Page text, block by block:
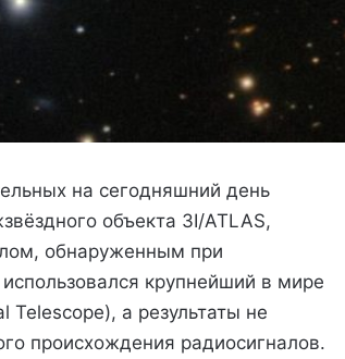
на сегодняшний день
объекта 3I/ATLAS,
обнаруженным при
крупнейший в мире
а результаты не
происхождения радиосигналов.